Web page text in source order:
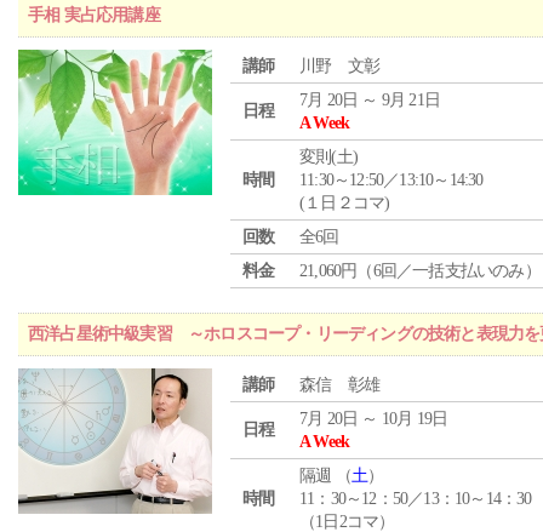
手相 実占応用講座
講師 川野 文彰
日程
7月 20日 ～ 9月 21日
A Week
時間
変則(土)
11:30～12:50／13:10～14:30
(１日２コマ)
回数
全6回
料金
21,060円（6回／一括支払いのみ）
西洋占星術中級実習 ～ホロスコープ・リーディングの技術と表現力
講師 森信 彰雄
日程
7月 20日 ～ 10月 19日
A Week
時間
隔週 （土）
11：30～12：50／13：10～14：30
（1日2コマ）